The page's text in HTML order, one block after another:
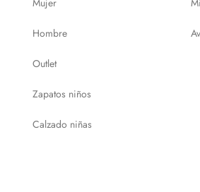
Mujer
Hombre
Outlet
Zapatos niños
Calzado niñas